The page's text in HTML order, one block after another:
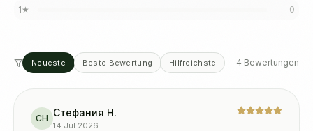
1★ 0
Neueste Beste Bewertung Hilfreichste 4 Bewertungen
СН Стефания Н.
14 Jul 2026